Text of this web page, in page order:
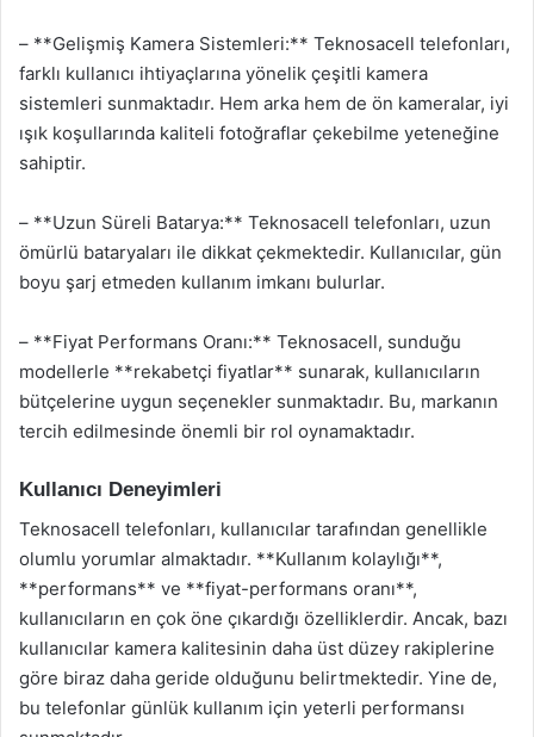
– **Gelişmiş Kamera Sistemleri:** Teknosacell telefonları,
farklı kullanıcı ihtiyaçlarına yönelik çeşitli kamera
sistemleri sunmaktadır. Hem arka hem de ön kameralar, iyi
ışık koşullarında kaliteli fotoğraflar çekebilme yeteneğine
sahiptir.
– **Uzun Süreli Batarya:** Teknosacell telefonları, uzun
ömürlü bataryaları ile dikkat çekmektedir. Kullanıcılar, gün
boyu şarj etmeden kullanım imkanı bulurlar.
– **Fiyat Performans Oranı:** Teknosacell, sunduğu
modellerle **rekabetçi fiyatlar** sunarak, kullanıcıların
bütçelerine uygun seçenekler sunmaktadır. Bu, markanın
tercih edilmesinde önemli bir rol oynamaktadır.
Kullanıcı Deneyimleri
Teknosacell telefonları, kullanıcılar tarafından genellikle
olumlu yorumlar almaktadır. **Kullanım kolaylığı**,
**performans** ve **fiyat-performans oranı**,
kullanıcıların en çok öne çıkardığı özelliklerdir. Ancak, bazı
kullanıcılar kamera kalitesinin daha üst düzey rakiplerine
göre biraz daha geride olduğunu belirtmektedir. Yine de,
bu telefonlar günlük kullanım için yeterli performansı